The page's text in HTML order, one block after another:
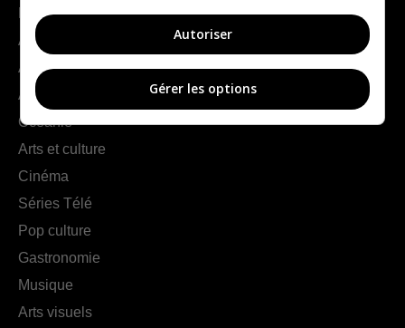
Europe
Amériques
Asie
Afrique
Océanie
Arts et culture
Cinéma
Séries Télé
Pop culture
Gastronomie
Musique
Arts visuels
Autoriser
Gérer les options